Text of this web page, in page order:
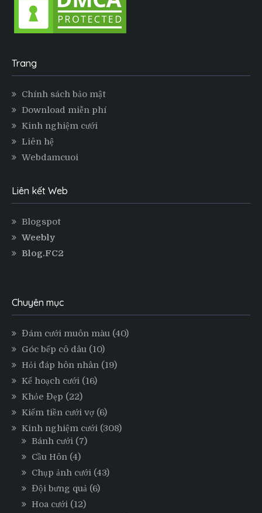
Trang
Chính sách bảo mật
Download miễn phí
Kinh nghiệm cưới
Liên hệ
Webdamcuoi
Liên kết Web
Blogspot
Weebly
Blog.FC2
Chuyên mục
Đám cưới muôn màu (40)
Góc bếp cô dâu (10)
Hỏi đáp hôn nhân (19)
Kế hoạch cưới (16)
Khỏe Đẹp (22)
Kiếm tiền cưới vợ (6)
Kinh nghiệm cưới (308)
Bánh cưới (7)
Cầu Hôn (4)
Chụp ảnh cưới (43)
Đội bưng quả (6)
Hoa cưới (12)